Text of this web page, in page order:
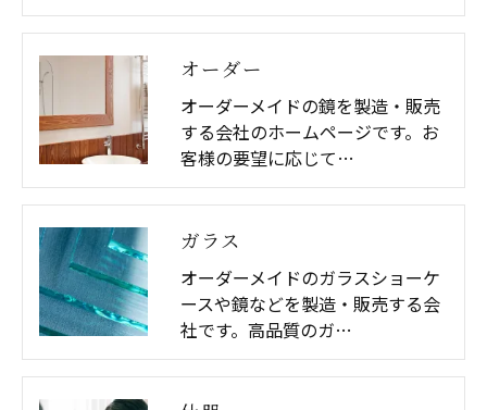
オーダー
オーダーメイドの鏡を製造・販売
する会社のホームページです。お
客様の要望に応じて…
ガラス
オーダーメイドのガラスショーケ
ースや鏡などを製造・販売する会
社です。高品質のガ…